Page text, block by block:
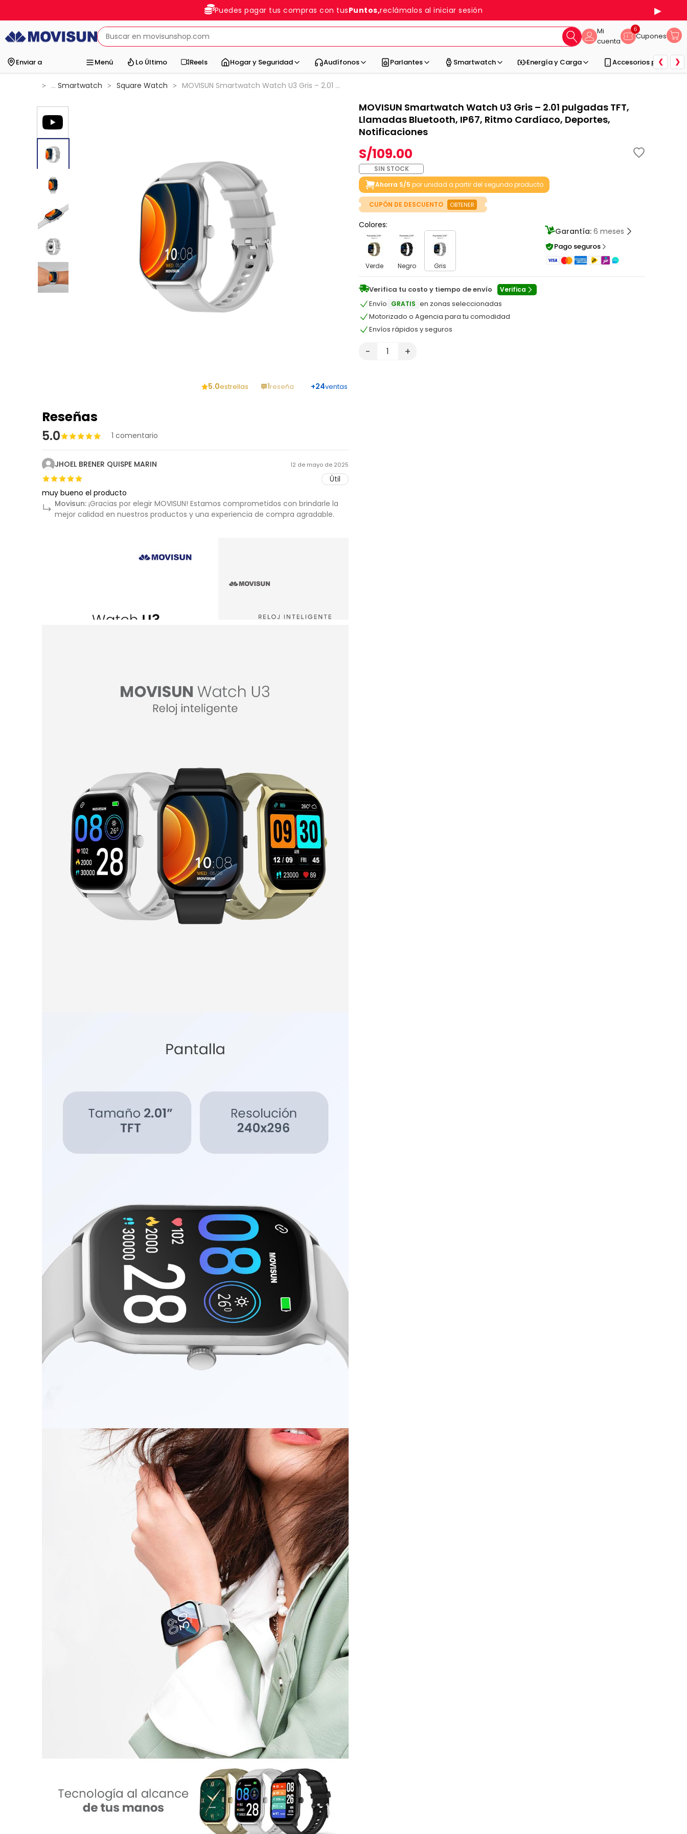
Puedes pagar tus compras con tusPuntos,reclámalos al iniciar sesión ▶
Mi
cuenta
Cupones
6
Enviar a Menú Lo Último Reels Hogar y Seguridad Audífonos Parlantes Smartwatch Energía y Carga Accesorios para
❮ ❯
> ... Smartwatch > Square Watch > MOVISUN Smartwatch Watch U3 Gris – 2.01 ...
5.0estrellas 1reseña +24ventas
Reseñas
5.0 1 comentario
JHOEL BRENER QUISPE MARIN 12 de mayo de 2025
Útil
muy bueno el producto
Movisun: ¡Gracias por elegir MOVISUN! Estamos comprometidos con brindarle la
mejor calidad en nuestros productos y una experiencia de compra agradable.
Presentación Watch U3 Presentación TV Watch U3
MOVISUN Smartwatch Watch U3 Gris – 2.01 pulgadas TFT,
Llamadas Bluetooth, IP67, Ritmo Cardíaco, Deportes,
Notificaciones
S/109.00
SIN STOCK
Ahorra S/5 por unidad a partir del segundo producto
CUPÓN DE DESCUENTO OBTENER
Colores:
Verde Negro Gris
Garantía: 6 meses
Pago seguros
Verifica tu costo y tiempo de envío Verifica
Envío GRATIS en zonas seleccionadas
Motorizado o Agencia para tu comodidad
Envíos rápidos y seguros
- +